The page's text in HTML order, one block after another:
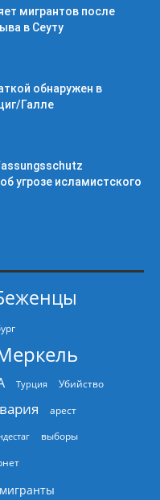
мигрантов после
в Сеуту
обнаружен в
Галле
угрозе исламистского
Турция Убийство
арест
выборы
мигранты